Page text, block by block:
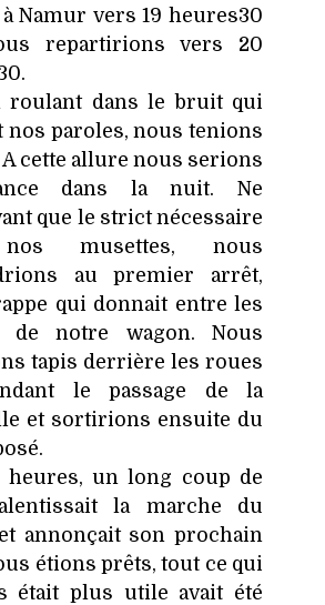
Namur vers 19 heures30
repartirions vers 20
roulant dans le bruit qui
nos paroles, nous tenions
cette allure nous serions
dans la nuit. Ne
que le strict nécessaire
musettes, nous
au premier arrêt,
qui donnait entre les
de notre wagon. Nous
tapis derrière les roues
le passage de la
et sortirions ensuite du
heures, un long coup de
la marche du
annonçait son prochain
étions prêts, tout ce qui
était plus utile avait été